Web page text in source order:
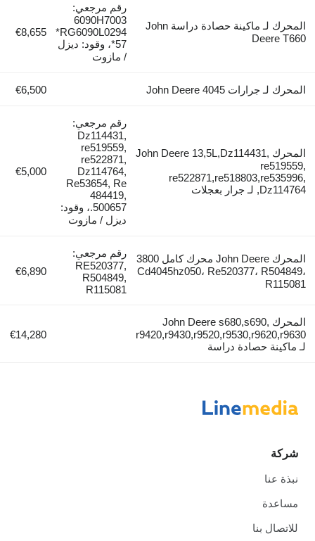
المحرك لـ ماكينة حصادة دراسة John
Deere T660
رقم مرجعي:
6090H7003
*RG6090L0294
57*، وقود: ديزل
/ مازوت
€8,655
المحرك لـ جرارات John Deere 4045 €6,500
المحرك John Deere 13,5L,Dz114431,
re519559,
re522871,re518803,re535996,
Dz114764, لـ جرار بعجلات
رقم مرجعي:
Dz114431,
re519559,
re522871,
Dz114764,
Re53654, Re
484419,
500657.، وقود:
ديزل / مازوت
€5,000
المحرك John Deere محرك كامل 3800
Cd4045hz050، Re520377، R504849،
R115081
رقم مرجعي:
RE520377,
R504849,
R115081
€6,890
المحرك John Deere s680,s690,
r9420,r9430,r9520,r9530,r9620,r9630
لـ ماكينة حصادة دراسة
€14,280
شركة
نبذة عنا
مساعدة
للاتصال بنا